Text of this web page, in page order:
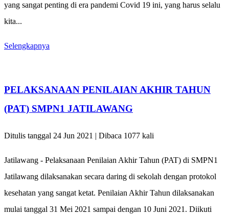
yang sangat penting di era pandemi Covid 19 ini, yang harus selalu
kita...
Selengkapnya
PELAKSANAAN PENILAIAN AKHIR TAHUN
(PAT) SMPN1 JATILAWANG
Ditulis tanggal 24 Jun 2021 | Dibaca 1077 kali
Jatilawang - Pelaksanaan Penilaian Akhir Tahun (PAT) di SMPN1
Jatilawang dilaksanakan secara daring di sekolah dengan protokol
kesehatan yang sangat ketat. Penilaian Akhir Tahun dilaksanakan
mulai tanggal 31 Mei 2021 sampai dengan 10 Juni 2021. Diikuti